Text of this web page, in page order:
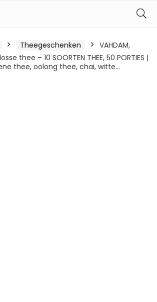
Theegeschenken
VAHDAM,
thee – 10 SOORTEN THEE, 50 PORTIES |
thee, oolong thee, chai, witte…